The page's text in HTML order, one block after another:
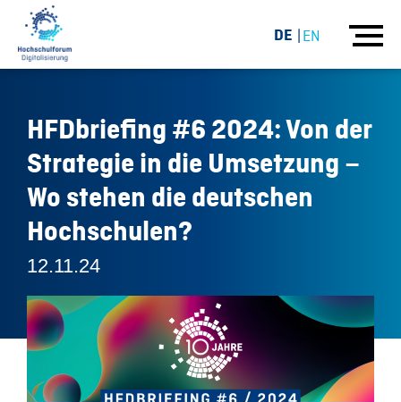
DE EN
HFDbriefing #6 2024: Von der
Strategie in die Umsetzung –
Wo stehen die deutschen
Hochschulen?
12.11.24